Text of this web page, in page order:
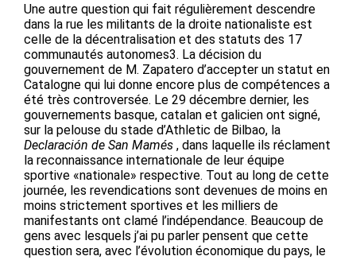
Une autre question qui fait régulièrement descendre
dans la rue les militants de la droite nationaliste est
celle de la décentralisation et des statuts des 17
communautés autonomes3. La décision du
gouvernement de M. Zapatero d’accepter un statut en
Catalogne qui lui donne encore plus de compétences a
été très controversée. Le 29 décembre dernier, les
gouvernements basque, catalan et galicien ont signé,
sur la pelouse du stade d’Athletic de Bilbao, la
Declaración de San Mamés , dans laquelle ils réclament
la reconnaissance internationale de leur équipe
sportive «nationale» respective. Tout au long de cette
journée, les revendications sont devenues de moins en
moins strictement sportives et les milliers de
manifestants ont clamé l’indépendance. Beaucoup de
gens avec lesquels j’ai pu parler pensent que cette
question sera, avec l’évolution économique du pays, le